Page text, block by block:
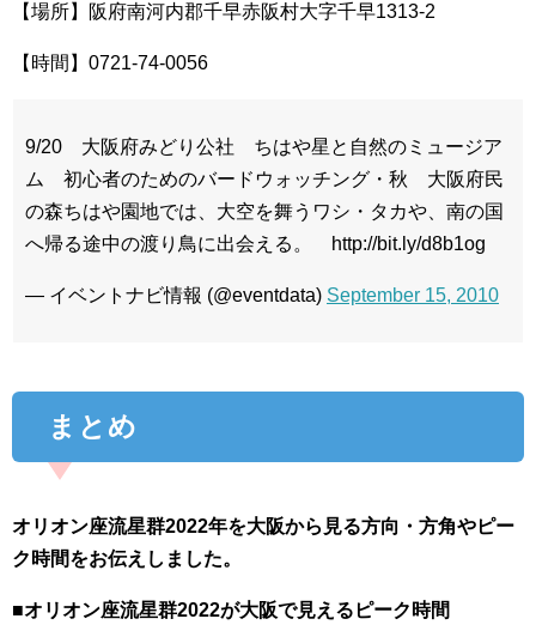
【場所】阪府南河内郡千早赤阪村大字千早1313-2
【時間】0721-74-0056
9/20 大阪府みどり公社 ちはや星と自然のミュージア
ム 初心者のためのバードウォッチング・秋 大阪府民
の森ちはや園地では、大空を舞うワシ・タカや、南の国
へ帰る途中の渡り鳥に出会える。 http://bit.ly/d8b1og
— イベントナビ情報 (@eventdata) September 15, 2010
まとめ
オリオン座流星群2022年を大阪から見る方向・方角やピー
ク時間をお伝えしました。
■オリオン座流星群2022が大阪で見えるピーク時間